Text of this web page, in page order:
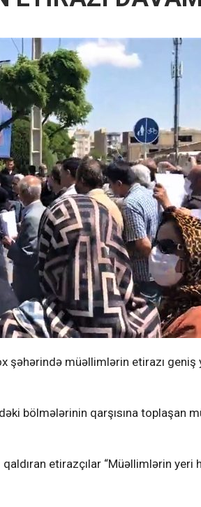
şəhərində müəllimlərin etirazı geniş
bölmələrinin qarşısına toplaşan
etirazçılar “Müəllimlərin yeri